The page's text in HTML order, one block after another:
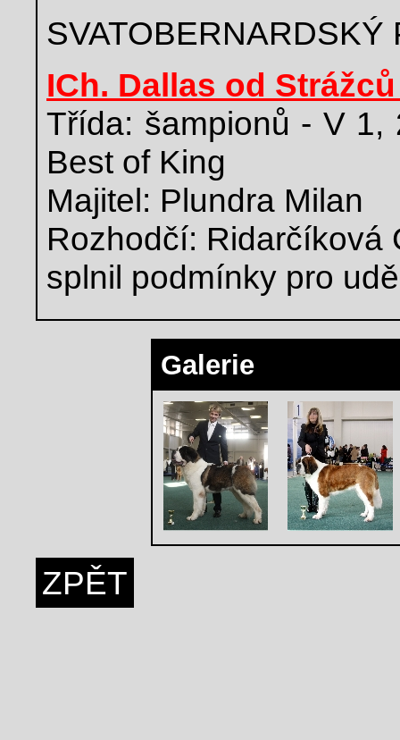
ICh. Dallas od
Třída: šampionů - V 1,
Best of King
Majitel: Plundra Milan
Rozhodčí: Ridarčíková
splnil podmínky pro
Galerie
ZPĚT